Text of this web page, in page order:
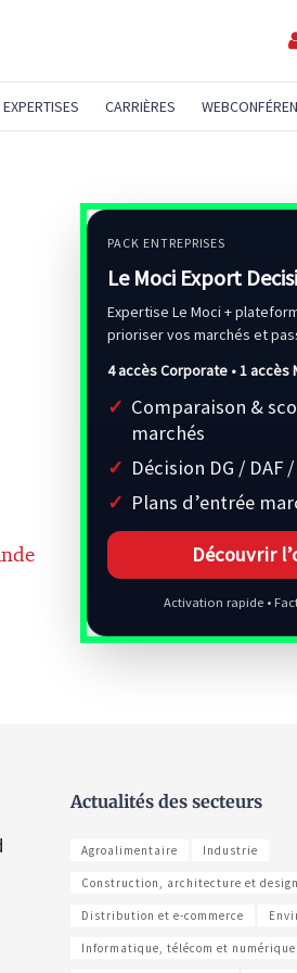
CARRIÈRES
PACK ENTREPRISES
Le Moci Export
Expertise Le Moci +
prioriser vos marchés et
4 accès Corporate • 1 accès
Comparaison &
marchés
Décision DG / DAF
Plans d’entrée
Découvrir
Activation rapide •
Actualités des secteurs
Agroalimentaire Industrie
Construction, architecture et design
Distribution et e-commerce
Informatique, télécom et numérique